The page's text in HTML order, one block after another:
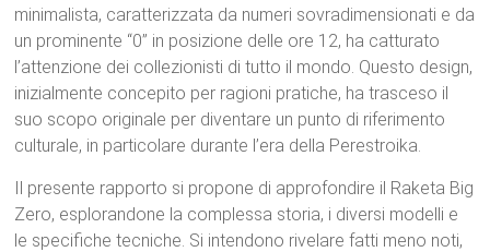
minimalista, caratterizzata da numeri sovradimensionati e da
un prominente “0” in posizione delle ore 12, ha catturato
l’attenzione dei collezionisti di tutto il mondo. Questo design,
inizialmente concepito per ragioni pratiche, ha trasceso il
suo scopo originale per diventare un punto di riferimento
culturale, in particolare durante l’era della Perestroika.
Il presente rapporto si propone di approfondire il Raketa Big
Zero, esplorandone la complessa storia, i diversi modelli e
le specifiche tecniche. Si intendono rivelare fatti meno noti,